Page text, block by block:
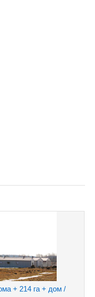
+ 214 га + дом /